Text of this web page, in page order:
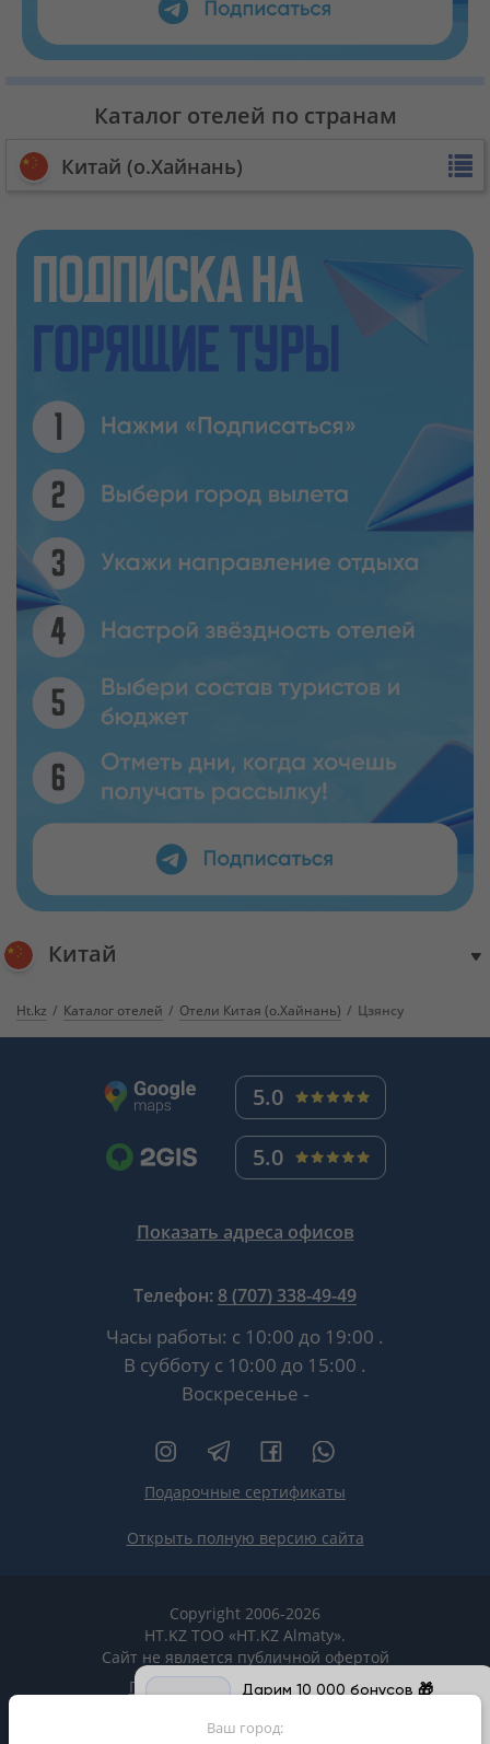
Каталог отелей по странам
Китай (о.Хайнань)
Китай
Ht.kz Каталог отелей Отели Китая (о.Хайнань) Цзянсу
5.0
5.0
Показать адреса офисов
Телефон: 8 (707) 338-49-49
Часы работы: с 10:00 до 19:00 .
В субботу с 10:00 до 15:00 .
Воскресенье -
Подарочные сертификаты
Открыть полную версию сайта
Copyright 2006-2026
HT.KZ ТОО «HT.KZ Almaty».
Сайт не является публичной офертой
Пользовательское соглашение
Политика конфиденциальности
Ваш город:
Дарим 10 000 бонусов 🎁
приложении и получите бонусы на